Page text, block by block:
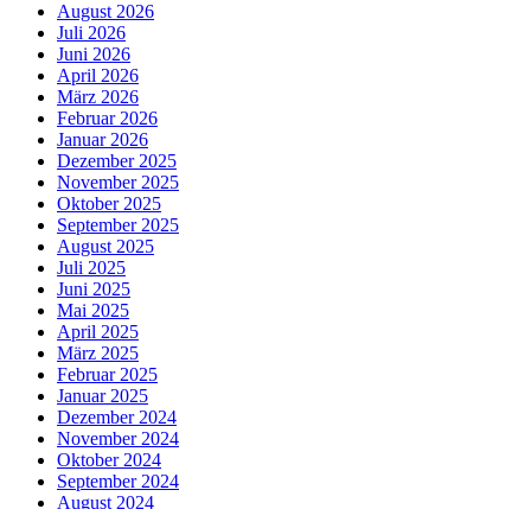
August 2026
Juli 2026
Juni 2026
April 2026
März 2026
Februar 2026
Januar 2026
Dezember 2025
November 2025
Oktober 2025
September 2025
August 2025
Juli 2025
Juni 2025
Mai 2025
April 2025
März 2025
Februar 2025
Januar 2025
Dezember 2024
November 2024
Oktober 2024
September 2024
August 2024